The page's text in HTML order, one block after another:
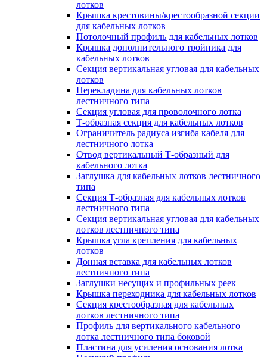
лотков
Крышка крестовины/крестообразной секции
для кабельных лотков
Потолочный профиль для кабельных лотков
Крышка дополнительного тройника для
кабельных лотков
Секция вертикальная угловая для кабельных
лотков
Перекладина для кабельных лотков
лестничного типа
Секция угловая для проволочного лотка
Т-образная секция для кабельных лотков
Ограничитель радиуса изгиба кабеля для
лестничного лотка
Отвод вертикальный Т-образный для
кабельного лотка
Заглушка для кабельных лотков лестничного
типа
Секция Т-образная для кабельных лотков
лестничного типа
Секция вертикальная угловая для кабельных
лотков лестничного типа
Крышка угла крепления для кабельных
лотков
Донная вставка для кабельных лотков
лестничного типа
Заглушки несущих и профильных реек
Крышка переходника для кабельных лотков
Секция крестообразная для кабельных
лотков лестничного типа
Профиль для вертикального кабельного
лотка лестничного типа боковой
Пластина для усиления основания лотка